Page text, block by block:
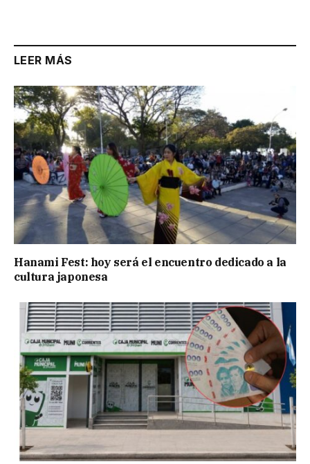
LEER MÁS
Hanami Fest: hoy será el encuentro dedicado a la
cultura japonesa